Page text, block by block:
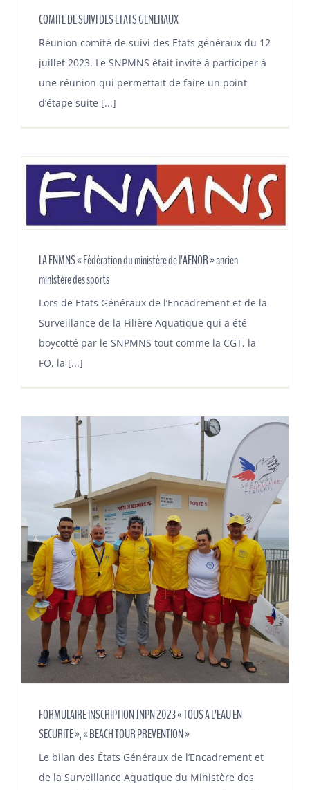
COMITE DE SUIVI DES ETATS GENERAUX
Réunion comité de suivi des Etats généraux du 12
juillet 2023. Le SNPMNS était invité à participer à
une réunion qui permettait de faire un point
d’étape suite [...]
LA FNMNS « Fédération du ministère de l’AFNOR » ancien
ministère des sports
Lors de Etats Généraux de l’Encadrement et de la
Surveillance de la Filière Aquatique qui a été
boycotté par le SNPMNS tout comme la CGT, la
FO, la [...]
FORMULAIRE INSCRIPTION JNPN 2023 « TOUS A L’EAU EN
SECURITE », « BEACH TOUR PREVENTION »
Le bilan des États Généraux de l’Encadrement et
de la Surveillance Aquatique du Ministère des